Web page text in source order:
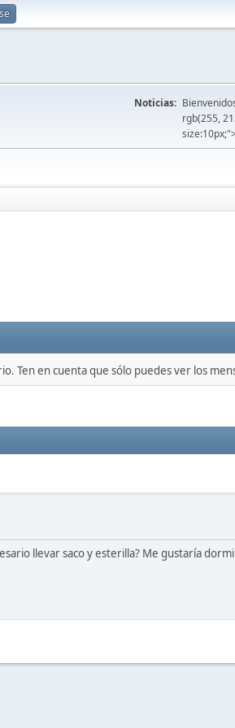
Noticias:
rgb(255,
Ten en cuenta que sólo puedes ver los
llevar saco y esterilla? Me gustaría